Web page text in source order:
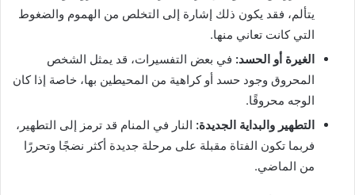
يتألم، فقد يكون ذلك إشارة إلى التخلص من الهموم والضغوط
التي كانت تعاني منها.
الغيرة أو الحسد: في بعض التفسيرات، قد يمثل الشخص
المحروق وجود حسد أو كراهية من المحيطين بها، خاصة إذا كان
الوجه محروقًا.
التطهير والبداية الجديدة: النار في المنام قد ترمز إلى التطهير،
فربما تكون الفتاة مقبلة على مرحلة جديدة أكثر نضجًا وتحررًا
من الماضي.